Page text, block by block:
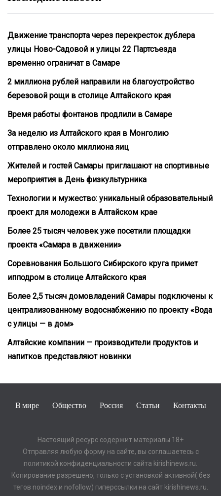
Движение транспорта через перекресток дублера
улицы Ново-Садовой и улицы 22 Партсъезда
временно ограничат в Самаре
2 миллиона рублей направили на благоустройство
березовой рощи в столице Алтайского края
Время работы фонтанов продлили в Самаре
За неделю из Алтайского края в Монголию
отправлено около миллиона яиц
Жителей и гостей Самары приглашают на спортивные
мероприятия в День физкультурника
Технологии и мужество: уникальный образовательный
проект для молодежи в Алтайском крае
Более 25 тысяч человек уже посетили площадки
проекта «Самара в движении»
Соревнования Большого Сибирского круга примет
ипподром в столице Алтайского края
Более 2,5 тысяч домовладений Самары подключены к
централизованному водоснабжению по проекту «Вода
с улицы — в дом»
Алтайские компании — производители продуктов и
напитков представляют новинки
В мире Общество Россия Статьи Контакты
Настоящий ресурс содержит материалы 18+
Отправляя любую форму на сайте, вы соглашаетесь с
политикой конфиденциальности сайта kirishinews.ru.
Копирование разрешено, только с установкой активной( без
тегов noindex и nofollow) гиперссылки на сайт kirishinews.ru.